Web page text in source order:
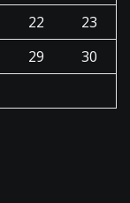
22
23
29
30